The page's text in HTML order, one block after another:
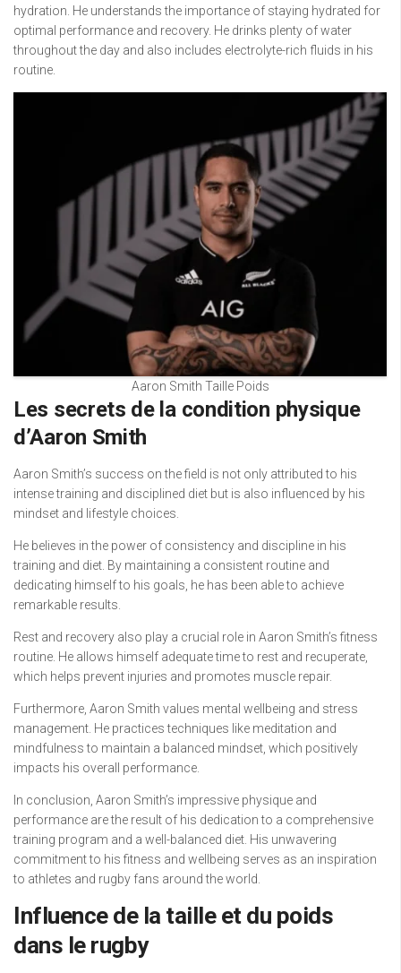
hydration. He understands the importance of staying hydrated for
optimal performance and recovery. He drinks plenty of water
throughout the day and also includes electrolyte-rich fluids in his
routine.
Aaron Smith Taille Poids
Les secrets de la condition physique
d’Aaron Smith
Aaron Smith’s success on the field is not only attributed to his
intense training and disciplined diet but is also influenced by his
mindset and lifestyle choices.
He believes in the power of consistency and discipline in his
training and diet. By maintaining a consistent routine and
dedicating himself to his goals, he has been able to achieve
remarkable results.
Rest and recovery also play a crucial role in Aaron Smith’s fitness
routine. He allows himself adequate time to rest and recuperate,
which helps prevent injuries and promotes muscle repair.
Furthermore, Aaron Smith values mental wellbeing and stress
management. He practices techniques like meditation and
mindfulness to maintain a balanced mindset, which positively
impacts his overall performance.
In conclusion, Aaron Smith’s impressive physique and
performance are the result of his dedication to a comprehensive
training program and a well-balanced diet. His unwavering
commitment to his fitness and wellbeing serves as an inspiration
to athletes and rugby fans around the world.
Influence de la taille et du poids
dans le rugby